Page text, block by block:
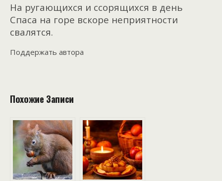
На ругающихся и ссорящихся в день
Спаса на горе вскоре неприятности
свалятся.
Поддержать автора
Похожие Записи